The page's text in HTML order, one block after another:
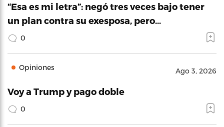
“Esa es mi letra”: negó tres veces bajo tener
un plan contra su exesposa, pero…
0
Opiniones Ago 3, 2026
Voy a Trump y pago doble
0